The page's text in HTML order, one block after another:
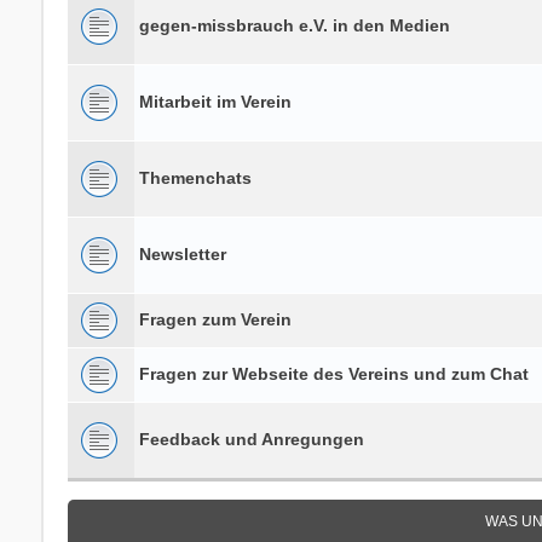
gegen-missbrauch e.V. in den Medien
Mitarbeit im Verein
Themenchats
Newsletter
Fragen zum Verein
Fragen zur Webseite des Vereins und zum Chat
Feedback und Anregungen
WAS